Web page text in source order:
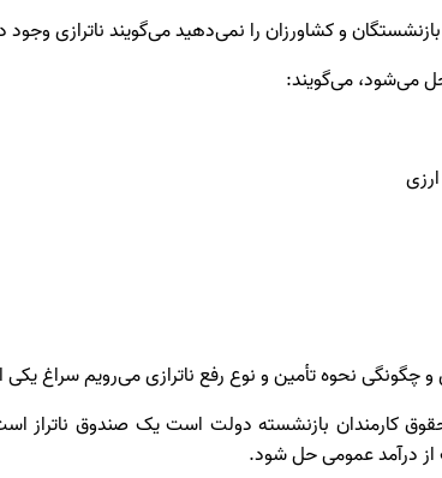
و کشاورزان را نمی‌دهید می‌گویند ناترازی وجود
می‌شود، می‌گویند:
چگونگی نحوه تأمین و نوع رفع ناترازی می‌رویم سراغ یکی
کارمندان بازنشسته دولت است یک صندوق ناتراز
درآمد عمومی حل شود.